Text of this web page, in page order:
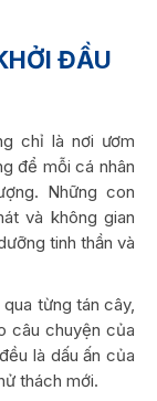
ĐẦU
chỉ là nơi ươm
để mỗi cá nhân
Những con
và không gian
tinh thần và
từng tán cây,
câu chuyện của
là dấu ấn của
thách mới.